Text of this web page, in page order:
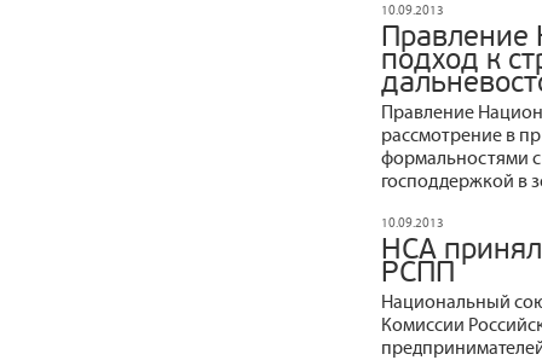
10.09.2013
Правление
подход к
Правление
рассмотрение в
формальностями
господдержкой в
10.09.2013
НСА
РСПП
Национальный
Комиссии